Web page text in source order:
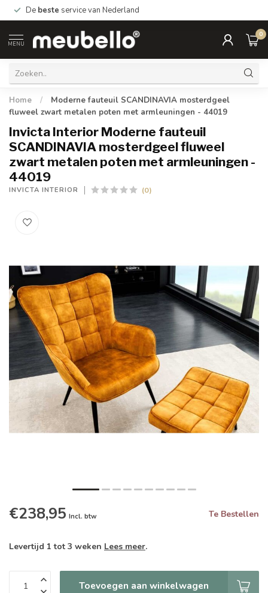
De beste service van Nederland
MENU
0
Home /
Moderne fauteuil SCANDINAVIA mosterdgeel
fluweel zwart metalen poten met armleuningen - 44019
Invicta Interior Moderne fauteuil
SCANDINAVIA mosterdgeel fluweel
zwart metalen poten met armleuningen -
44019
INVICTA INTERIOR (0)
€238,95 Incl. btw Te Bestellen
Levertijd 1 tot 3 weken Lees meer.
Toevoegen aan winkelwagen